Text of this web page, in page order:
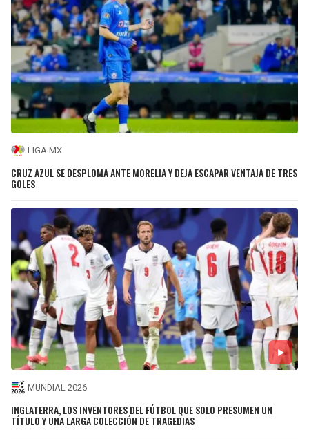
LIGA MX
CRUZ AZUL SE DESPLOMA ANTE MORELIA Y DEJA ESCAPAR VENTAJA DE TRES
GOLES
MUNDIAL 2026
INGLATERRA, LOS INVENTORES DEL FÚTBOL QUE SOLO PRESUMEN UN
TÍTULO Y UNA LARGA COLECCIÓN DE TRAGEDIAS